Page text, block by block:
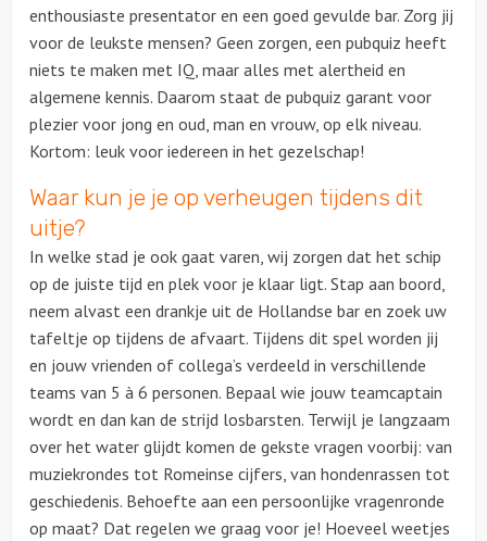
Actieve workshops
Ludieke workshops
Muzikale workshops
Teamtrainingen
Proeverijen
Rondleidingen
Wandelingen
Fietstochten
Segwaytours
Solextours
enthousiaste presentator en een goed gevulde bar. Zorg jij
voor de leukste mensen? Geen zorgen, een pubquiz heeft
niets te maken met IQ, maar alles met alertheid en
algemene kennis. Daarom staat de pubquiz garant voor
plezier voor jong en oud, man en vrouw, op elk niveau.
Kortom: leuk voor iedereen in het gezelschap!
Waar kun je je op verheugen tijdens dit
uitje?
In welke stad je ook gaat varen, wij zorgen dat het schip
op de juiste tijd en plek voor je klaar ligt. Stap aan boord,
neem alvast een drankje uit de Hollandse bar en zoek uw
tafeltje op tijdens de afvaart. Tijdens dit spel worden jij
en jouw vrienden of collega’s verdeeld in verschillende
teams van 5 à 6 personen. Bepaal wie jouw teamcaptain
wordt en dan kan de strijd losbarsten. Terwijl je langzaam
over het water glijdt komen de gekste vragen voorbij: van
muziekrondes tot Romeinse cijfers, van hondenrassen tot
geschiedenis. Behoefte aan een persoonlijke vragenronde
op maat? Dat regelen we graag voor je! Hoeveel weetjes